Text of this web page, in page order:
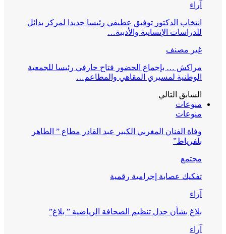
آراء
انتخاب الدكتور توفيق عطيفي رئيسا جديدا لمركز بدائل
للدراسات الإنسانية والأدبية…
غير مصنف
مراكش … بإجماع الحضور فتاح حارفي رئيسا للجمعية
الوطنية لمسيري المقاهي والمطاعم…
السابق التالي
منوعات
منوعات
وفاة الفنان المغربي الكبير عبد القادر مطاع ” الطاهر
بلفرياط”
مجتمع
تفكيك عصابة إجرامية رقمية
آراء
بلاغ بشأن جدل تنظيم الصحافة الرياضية ” بلاغ”
آراء